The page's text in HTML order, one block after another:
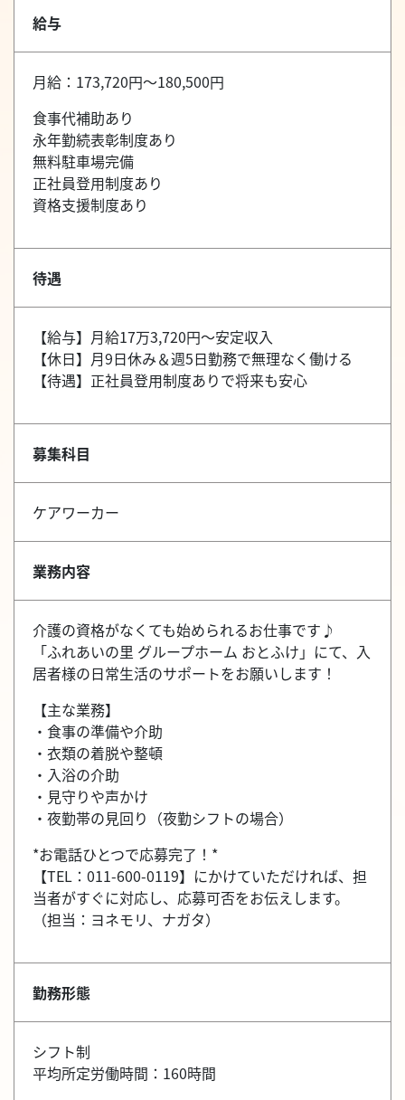
給与
月給：173,720円～180,500円
食事代補助あり
永年勤続表彰制度あり
無料駐車場完備
正社員登用制度あり
資格支援制度あり
待遇
【給与】月給17万3,720円～安定収入
【休日】月9日休み＆週5日勤務で無理なく働ける
【待遇】正社員登用制度ありで将来も安心
募集科目
ケアワーカー
業務内容
介護の資格がなくても始められるお仕事です♪
「ふれあいの里 グループホーム おとふけ」にて、入
居者様の日常生活のサポートをお願いします！
【主な業務】
・食事の準備や介助
・衣類の着脱や整頓
・入浴の介助
・見守りや声かけ
・夜勤帯の見回り（夜勤シフトの場合）
*お電話ひとつで応募完了！*
【TEL：011-600-0119】にかけていただければ、担
当者がすぐに対応し、応募可否をお伝えします。
（担当：ヨネモリ、ナガタ）
勤務形態
シフト制
平均所定労働時間：160時間